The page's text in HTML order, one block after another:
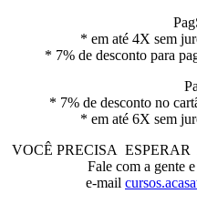
* em até 4X sem
* 7% de desconto para
* 7% de desconto no
* em até 6X sem
VOCÊ PRECISA ESPERAR
Fale com a gente
e-mail